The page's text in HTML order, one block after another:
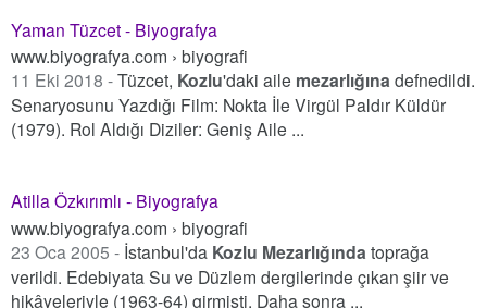
Yaman Tüzcet - Biyografya
www.biyografya.com › biyografi
11 Eki 2018 -Tüzcet, Kozlu'daki aile mezarlığına defnedildi.
Senaryosunu Yazdığı Film: Nokta İle Virgül Paldır Küldür
(1979). Rol Aldığı Diziler: Geniş Aile ...
Atilla Özkırımlı - Biyografya
www.biyografya.com › biyografi
23 Oca 2005 - İstanbul'da Kozlu Mezarlığında toprağa
verildi. Edebiyata Su ve Düzlem dergilerinde çıkan şiir ve
hikâyeleriyle (1963-64) girmişti. Daha sonra ...